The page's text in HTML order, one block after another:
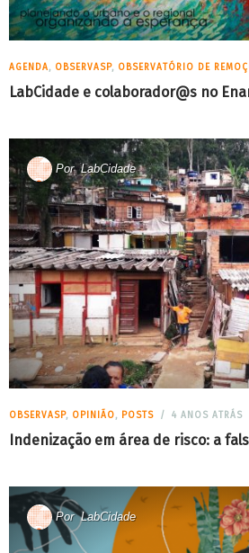
AGENDA, OBSERVASP, OBSERVATÓRIO DE
LabCidade e colaborador@s no
PorLabCidade
OBSERVASP, OPINIÃO, POSTS 4 ANOS ATRÁS
Indenização em área de risco: a
PorLabCidade